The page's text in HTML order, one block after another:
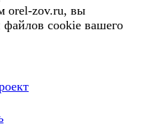
orel-zov.ru, вы
файлов cookie вашего